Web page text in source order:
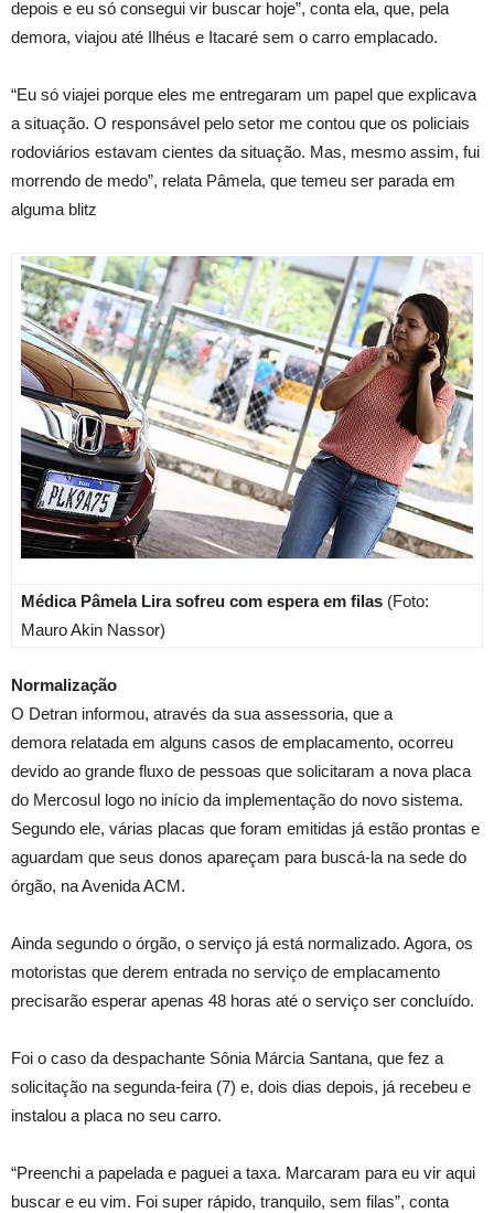
depois e eu só consegui vir buscar hoje”, conta ela, que, pela
demora, viajou até Ilhéus e Itacaré sem o carro emplacado.
“Eu só viajei porque eles me entregaram um papel que explicava
a situação. O responsável pelo setor me contou que os policiais
rodoviários estavam cientes da situação. Mas, mesmo assim, fui
morrendo de medo”, relata Pâmela, que temeu ser parada em
alguma blitz
Médica Pâmela Lira sofreu com espera em filas (Foto:
Mauro Akin Nassor)
Normalização
O Detran informou, através da sua assessoria, que a
demora relatada em alguns casos de emplacamento, ocorreu
devido ao grande fluxo de pessoas que solicitaram a nova placa
do Mercosul logo no início da implementação do novo sistema.
Segundo ele, várias placas que foram emitidas já estão prontas e
aguardam que seus donos apareçam para buscá-la na sede do
órgão, na Avenida ACM.
Ainda segundo o órgão, o serviço já está normalizado. Agora, os
motoristas que derem entrada no serviço de emplacamento
precisarão esperar apenas 48 horas até o serviço ser concluído.
Foi o caso da despachante Sônia Márcia Santana, que fez a
solicitação na segunda-feira (7) e, dois dias depois, já recebeu e
instalou a placa no seu carro.
“Preenchi a papelada e paguei a taxa. Marcaram para eu vir aqui
buscar e eu vim. Foi super rápido, tranquilo, sem filas”, conta